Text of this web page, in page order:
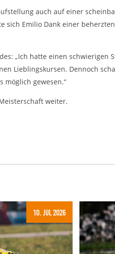
auch auf einer
sich Emilio Dank einer
„Ich hatte einen schwierigen
Lieblingskursen. Dennoch
möglich gewesen.“
weiter.
10. Jul 2026